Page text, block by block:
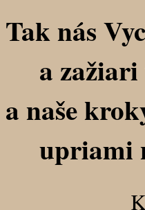
Tak nás
a zažiari
a naše
upriami